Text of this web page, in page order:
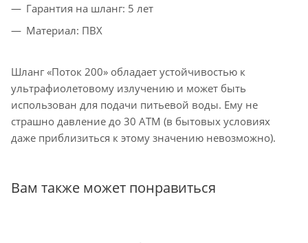
Гарантия на шланг: 5 лет
Материал: ПВХ
Шланг «Поток 200» обладает устойчивостью к
ультрафиолетовому излучению и может быть
использован для подачи питьевой воды. Ему не
страшно давление до 30 АТМ (в бытовых условиях
даже приблизиться к этому значению невозможно).
Вам также может понравиться